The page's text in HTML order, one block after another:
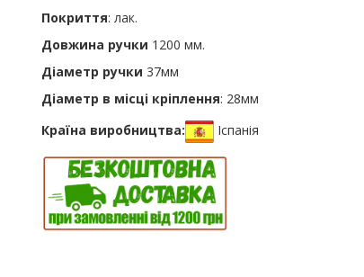
Покриття: лак.
Довжина ручки 1200 мм.
Діаметр ручки 37мм
Діаметр в місці кріплення: 28мм
Країна виробництва:
Іспанія